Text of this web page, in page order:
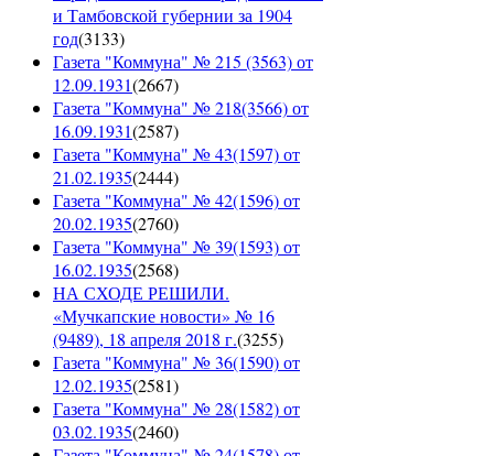
и Тамбовской губернии за 1904
год(3133)
Газета "Коммуна" № 215 (3563) от
12.09.1931(2667)
Газета "Коммуна" № 218(3566) от
16.09.1931(2587)
Газета "Коммуна" № 43(1597) от
21.02.1935(2444)
Газета "Коммуна" № 42(1596) от
20.02.1935(2760)
Газета "Коммуна" № 39(1593) от
16.02.1935(2568)
НА СХОДЕ РЕШИЛИ.
«Мучкапские новости» № 16
(9489), 18 апреля 2018 г.(3255)
Газета "Коммуна" № 36(1590) от
12.02.1935(2581)
Газета "Коммуна" № 28(1582) от
03.02.1935(2460)